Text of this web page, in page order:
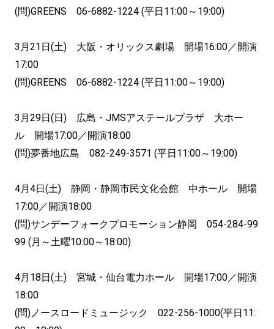
(問)GREENS 06-6882-1224 (平日11:00～19:00)
3月21日(土) 大阪・オリックス劇場 開場16:00／開演
17:00
(問)GREENS 06-6882-1224 (平日11:00～19:00)
3月29日(日) 広島・JMSアステールプラザ 大ホー
ル 開場17:00／開演18:00
(問)夢番地広島 082-249-3571 (平日11:00～19:00)
4月4日(土) 静岡・静岡市民文化会館 中ホール 開場
17:00／開演18:00
(問)サンデーフォークプロモーション静岡 054-284-99
99 (月～土曜10:00～18:00)
4月18日(土) 宮城・仙台電力ホール 開場17:00／開演
18:00
(問)ノースロードミュージック 022-256-1000(平日11: